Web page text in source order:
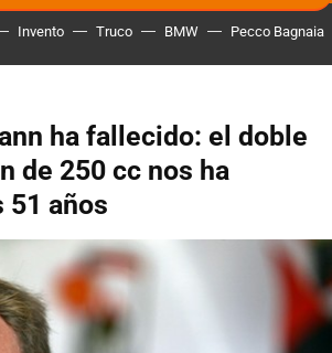
Invento Truco BMW Pecco Bagnaia
ha fallecido: el doble
de 250 cc nos ha
51 años